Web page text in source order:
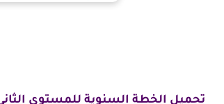
تحميل الخطة السنوية للمستوى الثانى